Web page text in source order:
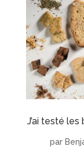
J’ai testé
par